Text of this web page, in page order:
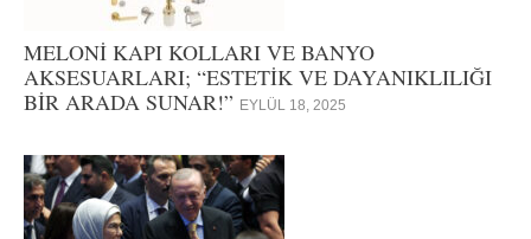
MELONİ KAPI KOLLARI VE BANYO
AKSESUARLARI; “ESTETİK VE DAYANIKLILIĞI
BİR ARADA SUNAR!” EYLÜL 18, 2025